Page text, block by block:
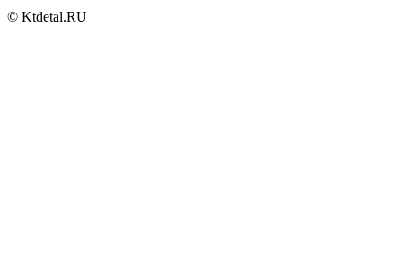
© Ktdetal.RU